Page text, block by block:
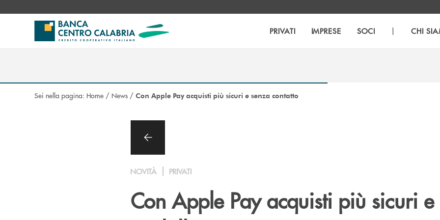
PRIVATI IMPRESE SOCI | CHI
Sei nella pagina: Home / News / Con Apple Pay acquisti più sicuri e senza contatto
NOVITÀ PRIVATI
Con Apple Pay acquisti più sicuri e